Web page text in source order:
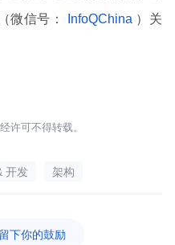
微信号： InfoQChina ）关
许可不得转载。
开发 架构
下你的鼓励